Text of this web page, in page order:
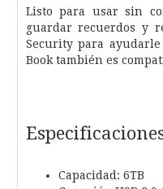
Listo para usar sin
guardar recuerdos y
Security para
Book también es
Capacidad: 6TB